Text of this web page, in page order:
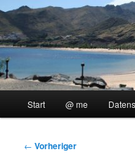
Zum
primären
Inhalt
springen2beCrazy
..::Ollis Blog::..
Start @ me
Beitragsnavigation
← Vorheriger